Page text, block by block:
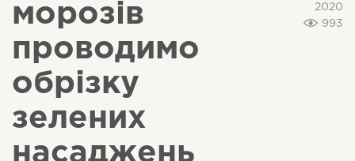
морозів
проводимо
обрізку
зелених
насаджень
2020
993